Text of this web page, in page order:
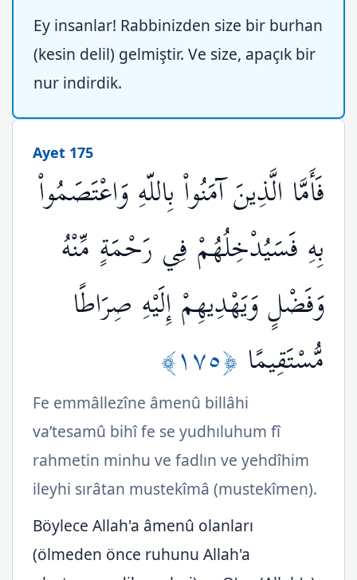
Ey insanlar! Rabbinizden size bir burhan
(kesin delil) gelmiştir. Ve size, apaçık bir
nur indirdik.
Ayet 175
فَأَمَّا الَّذِينَ آمَنُواْ بِاللّهِ وَاعْتَصَمُواْ
بِهِ فَسَيُدْخِلُهُمْ فِي رَحْمَةٍ مِّنْهُ
وَفَضْلٍ وَيَهْدِيهِمْ إِلَيْهِ صِرَاطًا
مُّسْتَقِيمًا ﴿١٧٥﴾
Fe emmâllezîne âmenû billâhi
va’tesamû bihî fe se yudhıluhum fî
rahmetin minhu ve fadlın ve yehdîhim
ileyhi sırâtan mustekîmâ (mustekîmen).
Böylece Allah'a âmenû olanları
(ölmeden önce ruhunu Allah'a